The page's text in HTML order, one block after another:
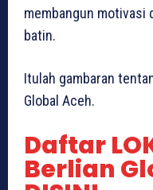
membangun motivasi
batin.
Itulah gambaran
Global Aceh.
Daftar
Berlian